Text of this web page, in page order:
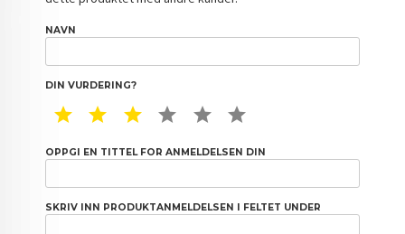
NAVN
DIN VURDERING?
1 STAR2 STAR3 STAR4 STAR5 STAR
OPPGI EN TITTEL FOR ANMELDELSEN DIN
SKRIV INN PRODUKTANMELDELSEN I FELTET UNDER